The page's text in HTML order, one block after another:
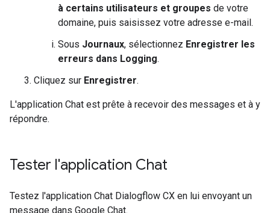
à certains utilisateurs et groupes de votre
domaine, puis saisissez votre adresse e-mail.
Sous Journaux, sélectionnez Enregistrer les
erreurs dans Logging.
Cliquez sur Enregistrer.
L'application Chat est prête à recevoir des messages et à y
répondre.
Tester l'application Chat
Testez l'application Chat Dialogflow CX en lui envoyant un
message dans Google Chat.